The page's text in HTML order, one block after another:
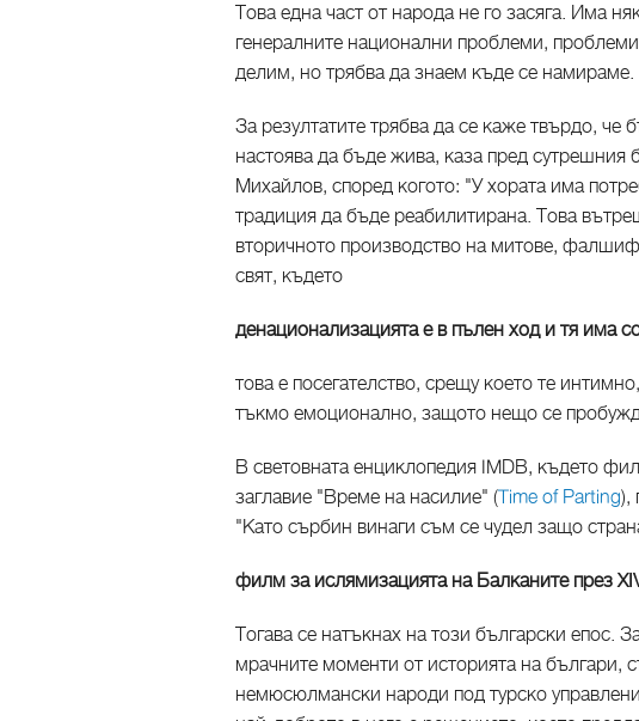
Това една част от народа не го засяга. Има
генералните национални проблеми,
делим, но трябва да знаем къде се намираме.
За резултатите трябва да се каже твърдо, че
настоява да бъде жива, каза пред
Михайлов, според когото: "У хората има
традиция да бъде реабилитирана. Това
вторичното производство на митове,
свят, където
денационализацията е в пълен ход и тя има
това е посегателство, срещу което те
тъкмо емоционално, защото нещо се
В световната енциклопедия IMDB, където
заглавие "Време на насилие" (Time of Parting),
"Като сърбин винаги съм се чудел защо
филм за ислямизацията на Балканите през
Тогава се натъкнах на този български епос.
мрачните моменти от историята на българи,
немюсюлмански народи под турско